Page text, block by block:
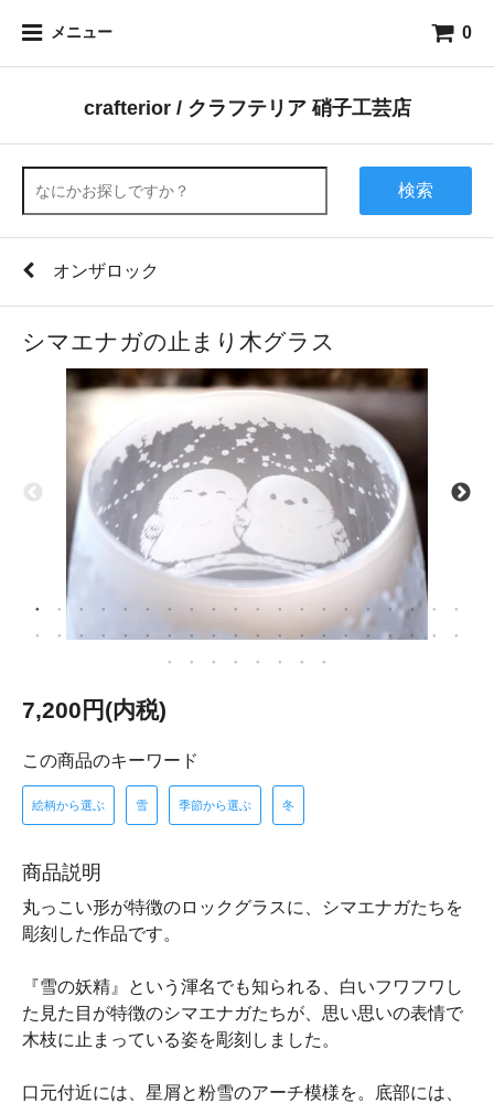
メニュー 0
crafterior / クラフテリア 硝子工芸店
検索
オンザロック
シマエナガの止まり木グラス
7,200円(内税)
この商品のキーワード
絵柄から選ぶ 雪 季節から選ぶ 冬
商品説明
丸っこい形が特徴のロックグラスに、シマエナガたちを
彫刻した作品です。
『雪の妖精』という渾名でも知られる、白いフワフワし
た見た目が特徴のシマエナガたちが、思い思いの表情で
木枝に止まっている姿を彫刻しました。
口元付近には、星屑と粉雪のアーチ模様を。底部には、